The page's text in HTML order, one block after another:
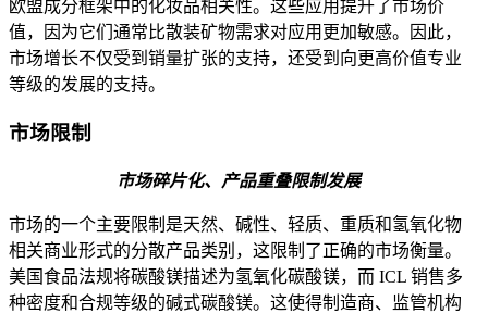
欧盟成分框架中的化妆品相关性。这些应用提升了市场价
值，因为它们通常比散装矿物需求对应用更加敏感。因此，
市场增长不仅受到销量扩张的支持，还受到向更高价值专业
等级的发展的支持。
市场限制
市场碎片化、产品重叠限制发展
市场的一个主要限制是天然、碱性、轻质、重质和氢氧化物
相关商业形式的分散产品类别，这限制了正确的市场衡量。
美国食品法规将碳酸镁描述为氢氧化碳酸镁，而 ICL 销售多
种密度和合规等级的碱式碳酸镁。这使得制造商、监管机构